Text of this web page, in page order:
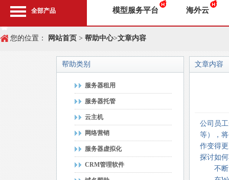
全部产品 模型服务平台 海外云
您的位置： 网站首页 > 帮助中心>文章内容
帮助类别
服务器租用
服务器托管
云主机
网络营销
服务器虚拟化
CRM管理软件
文章内容
公司员
等），
作变得
探讨如
不断